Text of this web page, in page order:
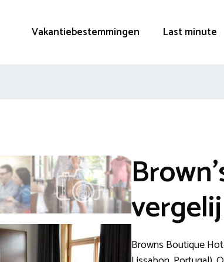
Vakantiebestemmingen Last minute
Browns Boutique